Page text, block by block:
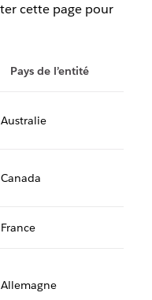
cette page pour
Pays de l’entité
Australie
Canada
France
Allemagne